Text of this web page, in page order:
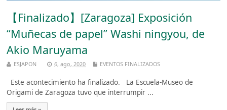
【Finalizado】[Zaragoza] Exposición
“Muñecas de papel” Washi ningyou, de
Akio Maruyama
ESJAPON 6, ago, 2020 EVENTOS FINALIZADOS
Este acontecimiento ha finalizado. La Escuela-Museo de
Origami de Zaragoza tuvo que interrumpir ...